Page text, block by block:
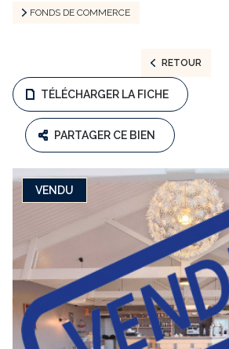
FONDS DE COMMERCE
RETOUR
TÉLÉCHARGER LA FICHE
PARTAGER CE BIEN
VENDU